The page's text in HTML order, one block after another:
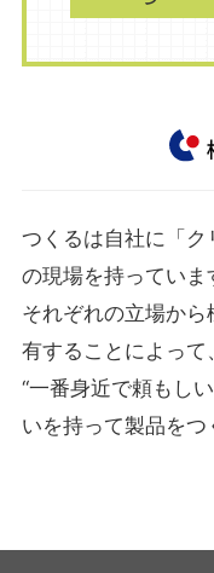
つくるは自社に「
の現場を持っていま
それぞれの立場か
有することによって、
“一番身近で頼もし
いを持って製品をつ